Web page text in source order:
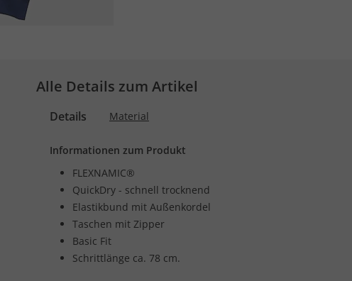
Alle Details zum Artikel
Details Material
Informationen zum Produkt
FLEXNAMIC®
QuickDry - schnell trocknend
Elastikbund mit Außenkordel
Taschen mit Zipper
Basic Fit
Schrittlänge ca. 78 cm.